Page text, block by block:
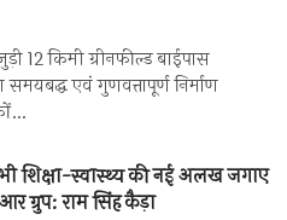
12 किमी ग्रीनफील्ड बाईपास
समयबद्ध एवं गुणवत्तापूर्ण निर्माण
शिक्षा-स्वास्थ्य की नई अलख जगाए
ग्रुप: राम सिंह कैड़ा